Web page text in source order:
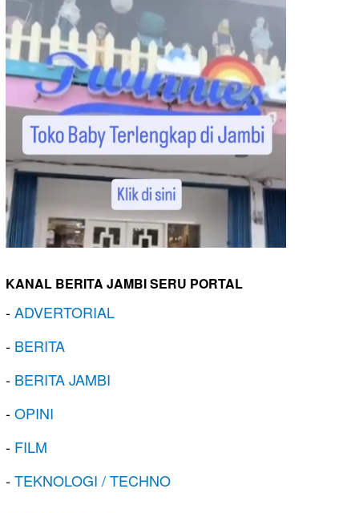
KANAL BERITA JAMBI SERU PORTAL
-ADVERTORIAL
- BERITA
- BERITA JAMBI
-OPINI
- FILM
-TEKNOLOGI / TECHNO